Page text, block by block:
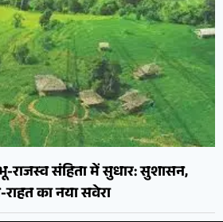
राजस्व संहिता में सुधार: सुशासन,
का नया सवेरा